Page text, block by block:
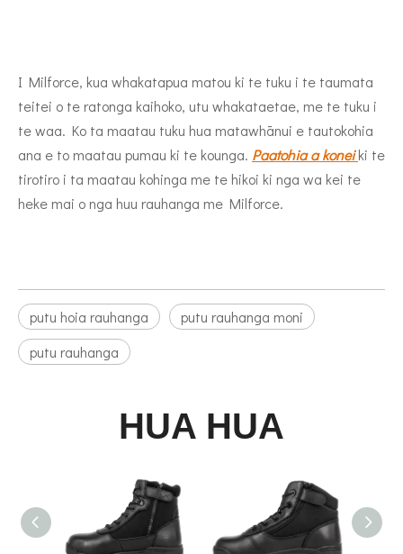
I Milforce, kua whakatapua matou ki te tuku i te taumata
teitei o te ratonga kaihoko, utu whakataetae, me te tuku i
te waa. Ko ta maatau tuku hua matawhānui e tautokohia
ana e to maatau pumau ki te kounga. Paatohia a koneiki te
tirotiro i ta maatau kohinga me te hikoi ki nga wa kei te
heke mai o nga huu rauhanga me Milforce.
putu hoia rauhanga
putu rauhanga moni
putu rauhanga
HUA HUA